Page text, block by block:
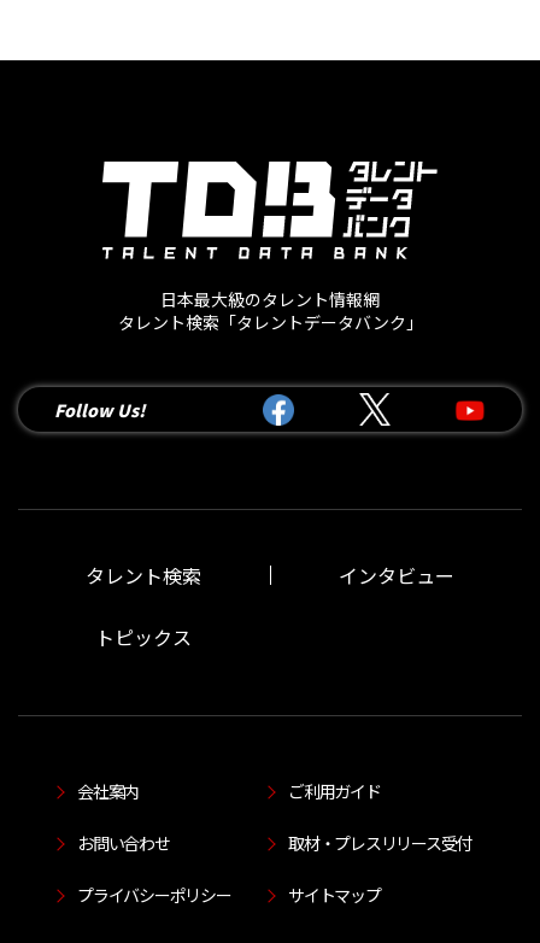
日本最大級のタレント情報網
タレント検索「タレントデータバンク」
Follow Us!
タレント検索 インタビュー
トピックス
会社案内 ご利用ガイド
お問い合わせ 取材・プレスリリース受付
プライバシーポリシー サイトマップ